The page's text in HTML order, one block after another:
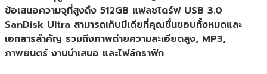
ข้อเสนอความจุที่สูงถึง 512GB แฟลชไดร์ฟ USB 3.0
SanDisk Ultra สามารถเก็บมีเดียที่คุณชื่นชอบทั้งหมดและ
เอกสารสำคัญ รวมถึงภาพถ่ายความละเอียดสูง, MP3,
ภาพยนตร์ งานนำเสนอ และไฟล์กราฟิก